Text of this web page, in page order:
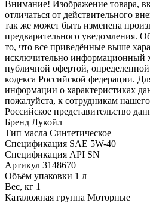
Внимание! Изображение товара,
отличаться от действительного
так же может быть изменена
предварительного уведомления.
то, что все приведённые выше
исключительно информационный
публичной офертой,
кодекса Российской федерации.
информации о характеристиках
пожалуйста, к сотрудникам
Российское представительство
Бренд Лукойл
Тип масла Синтетическое
Спецификация SAE 5W-40
Спецификация API SN
Артикул 3148670
Объём упаковки 1 л
Вес, кг 1
Каталожная группа Моторные